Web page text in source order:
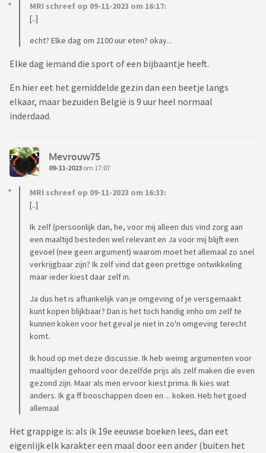
MRI schreef op 09-11-2023 om 16:17:
[..]
echt? Elke dag om 2100 uur eten? okay...
Elke dag iemand die sport of een bijbaantje heeft.
En hier eet het gemiddelde gezin dan een beetje langs
elkaar, maar bezuiden België is 9 uur heel normaal
inderdaad.
Mevrouw75
09-11-2023 om 17:07
MRI schreef op 09-11-2023 om 16:33:
[..]
Ik zelf (persoonlijk dan, he, voor mij alleen dus vind zorg aan
een maaltijd besteden wel relevant en Ja voor mij blijft een
gevoel (nee geen argument) waarom moet het allemaal zo snel
verkrijgbaar zijn? Ik zelf vind dat geen prettige ontwikkeling
maar ieder kiest daar zelf in.
Ja dus het is afhankelijk van je omgeving of je versgemaakt
kunt kopen blijkbaar? Dan is het toch handig imho om zelf te
kunnen koken voor het geval je niet in zo'n omgeving terecht
komt.
Ik houd op met deze discussie. Ik heb weinig argumenten voor
maaltijden gehoord voor dezelfde prijs als zelf maken die even
gezond zijn. Maar als men ervoor kiest prima. Ik kies wat
anders. Ik ga ff booschappen doen en ... koken. Heb het goed
allemaal
Het grappige is: als ik 19e eeuwse boeken lees, dan eet
eigenlijk elk karakter een maal door een ander (buiten het